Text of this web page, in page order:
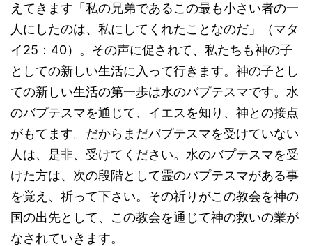
えてきます「私の兄弟であるこの最も小さい者の一
人にしたのは、私にしてくれたことなのだ」（マタ
イ25：40）。その声に促されて、私たちも神の子
としての新しい生活に入って行きます。神の子とし
ての新しい生活の第一歩は水のバプテスマです。水
のバプテスマを通じて、イエスを知り、神との接点
がもてます。だからまだバプテスマを受けていない
人は、是非、受けてください。水のバプテスマを受
けた方は、次の段階として霊のバプテスマがある事
を覚え、祈って下さい。その祈りがこの教会を神の
国の出先として、この教会を通じて神の救いの業が
なされていきます。